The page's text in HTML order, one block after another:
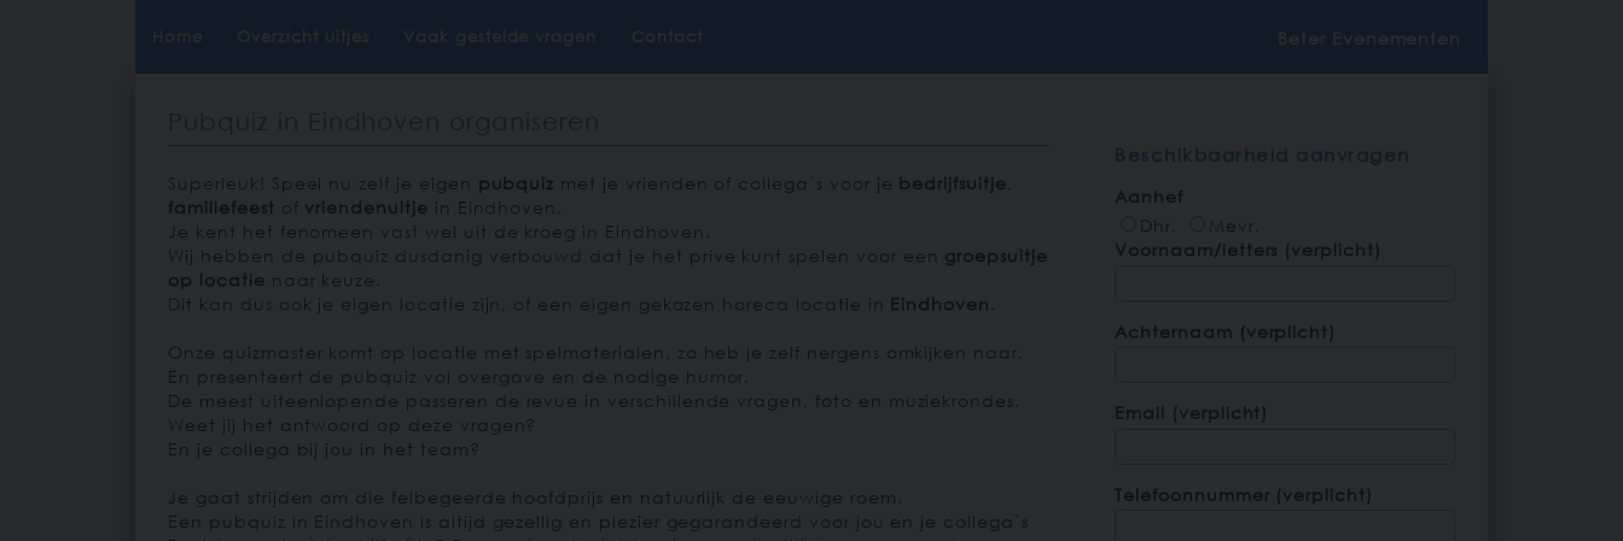
Beter Evenementen
Home Overzicht uitjes Vaak gestelde vragen Contact
Pubquiz in Eindhoven organiseren
Superleuk! Speel nu zelf je eigen pubquiz met je vrienden of collega`s voor je bedrijfsuitje
familiefeest of vriendenuitje in Eindhoven.
Je kent het fenomeen vast wel uit de kroeg in Eindhoven.
Wij hebben de pubquiz dusdanig verbouwd dat je het prive kunt spelen voor een groepsuitje
op locatie naar keuze.
Dit kan dus ook je eigen locatie zijn, of een eigen gekozen horeca locatie in Eindhoven
Onze quizmaster komt op locatie met spelmaterialen, zo heb je zelf nergens omkijken naar.
En presenteert de pubquiz vol overgave en de nodige humor.
De meest uiteenlopende passeren de revue in verschillende vragen, foto en muziekrondes.
Weet jij het antwoord op deze vragen?
En je collega bij jou in het team?
Je gaat strijden om die felbegeerde hoofdprijs en natuurlijk de eeuwige roem.
Een pubquiz in Eindhoven is altijd gezellig en plezier gegarandeerd voor jou en je collega`s
Beschikbaarheid aanvragen
Aanhef
Dhr.
Mevr.
Voornaam/letters (verplicht)
Achternaam (verplicht)
Email (verplicht)
Telefoonnummer (verplicht)